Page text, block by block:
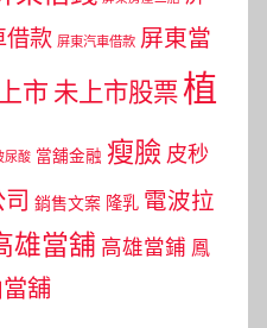
借款 屏東汽車借款 屏東當
市 未上市股票植
尿酸 當舖金融 瘦臉 皮秒
銷售文案 隆乳 電波拉
雄當舖 高雄當鋪 鳳
舖